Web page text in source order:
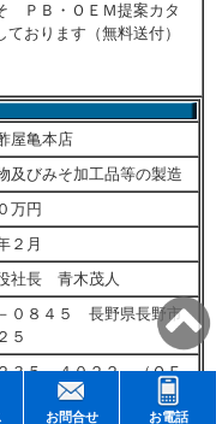
お問合せ お電話
ＰＢ・ＯＥＭ提案カタ
おります（無料送付）
屋亀本店
及びみそ加工品等の製造
万円
２月
社長 青木茂人
０８４５ 長野県長野市
５
３５－４０２２ （ＯＥ
前年晶）